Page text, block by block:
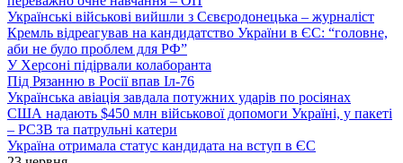
Українські військові вийшли з Сєвєродонецька – журналіст
Кремль відреагував на кандидатство України в ЄС: “головне,
аби не було проблем для РФ”
У Херсоні підірвали колаборанта
Під Рязанню в Росії впав Іл-76
Українська авіація завдала потужних ударів по росіянах
США надають $450 млн військової допомоги Україні, у пакеті
– РСЗВ та патрульні катери
Україна отримала статус кандидата на вступ в ЄС